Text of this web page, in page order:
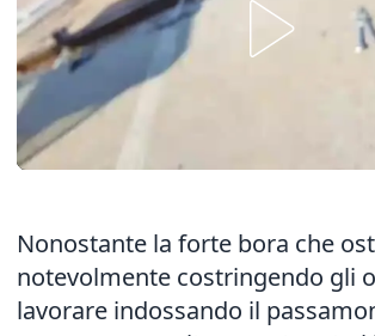
Nonostante la forte bora che
notevolmente costringendo gli
lavorare indossando il